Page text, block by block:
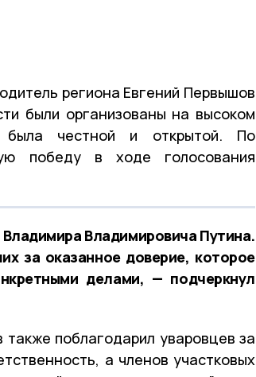
региона Евгений Первышов
были организованы на высоком
была честной и открытой. По
победу в ходе голосования
Владимировича Путина.
за оказанное доверие, которое
делами, — подчеркнул
поблагодарил уваровцев за
а членов участковых